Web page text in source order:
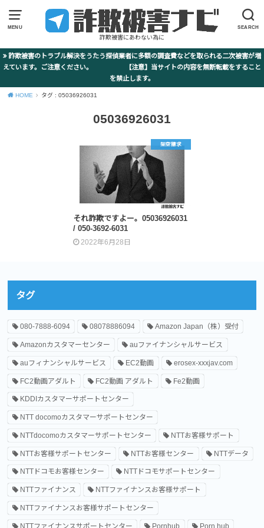
MENU SEARCH
詐欺被害にあわない為に
詐欺被害のトラブル解決をうたう探偵業者に多額の調査費などを取られる二次被害が増
えています。ご注意ください。 【注意】当サイトの内容を無断転載をすること
を禁止します。
HOME タグ : 05036926031
05036926031
架空請求
それ詐欺ですよー。05036926031
/ 050-3692-6031
2022年6月28日
タグ
080-7888-6094 08078886094 Amazon Japan（株）受付
Amazonカスタマーセンター auファイナンシャルサービス
auフィナンシャルサービス EC2動画 erosex-xxxjav.com
FC2動画アダルト FC2動画 アダルト Fe2動画
KDDIカスタマーサポートセンター
NTT docomoカスタマーサポートセンター
NTTdocomoカスタマーサポートセンター NTTお客様サポート
NTTお客様サポートセンター NTTお客様センター NTTデータ
NTTドコモお客様センター NTTドコモサポートセンター
NTTファイナンス NTTファイナンスお客様サポート
NTTファイナンスお客様サポートセンター
NTTファイナンスサポートセンター Pornhub Porn hub